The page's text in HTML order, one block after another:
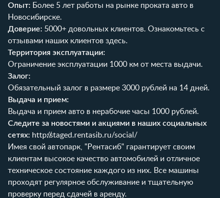
Опыт: Более 5 лет работы на рынке проката авто в
Новосибирске.
Доверие: 5000+ довольных клиентов. Ознакомьтесь с
отзывами наших клиентов здесь.
Территория эксплуатации:
Ограничение эксплуатации 1000 км от места выдачи.
Залог:
Обязательный залог в размере 3000 рублей на 14 дней.
Выдача и прием:
Выдача и прием авто в нерабочие часы 1000 рублей.
Следите за новостями и акциями в наших социальных
сетях: http://staged.rentasib.ru/social/
Имея свой автопарк, "Рентасиб" гарантирует своим
клиентам высокое качество автомобилей и отличное
техническое состояние каждого из них. Все машины
проходят регулярное обслуживание и тщательную
проверку перед сдачей в аренду.